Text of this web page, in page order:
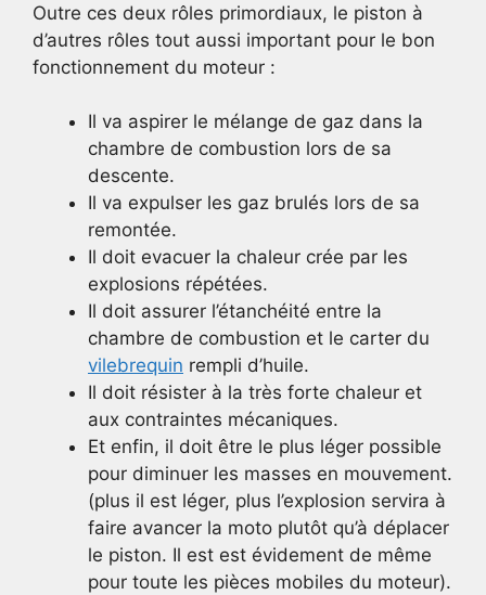
Outre ces deux rôles primordiaux, le piston à
d’autres rôles tout aussi important pour le bon
fonctionnement du moteur :
Il va aspirer le mélange de gaz dans la
chambre de combustion lors de sa
descente.
Il va expulser les gaz brulés lors de sa
remontée.
Il doit evacuer la chaleur crée par les
explosions répétées.
Il doit assurer l’étanchéité entre la
chambre de combustion et le carter du
vilebrequin rempli d’huile.
Il doit résister à la très forte chaleur et
aux contraintes mécaniques.
Et enfin, il doit être le plus léger possible
pour diminuer les masses en mouvement.
(plus il est léger, plus l’explosion servira à
faire avancer la moto plutôt qu’à déplacer
le piston. Il est est évidement de même
pour toute les pièces mobiles du moteur).